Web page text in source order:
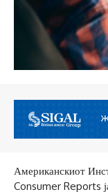
Американскиот
Consumer Reports